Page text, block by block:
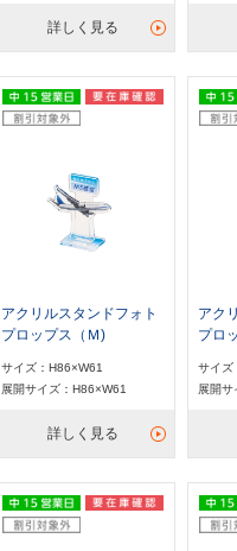
詳しく見る
アクリルスタンドフォト
プロップス（Ｍ)
サイズ：H86×W61
展開サイズ：H86×W61
詳しく見る
アク
プロ
サイズ
展開サ